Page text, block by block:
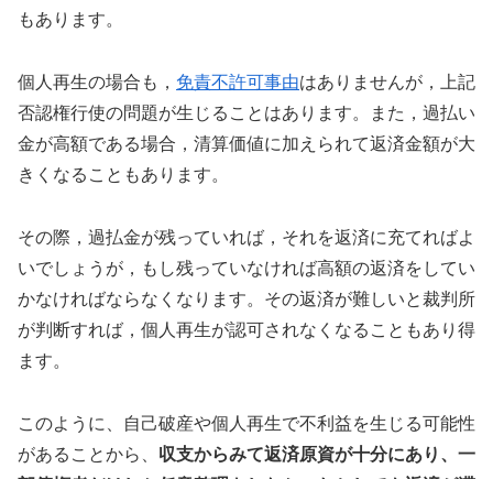
もあります。
個人再生の場合も， 免責不許可事由はありませんが，上記
否認権行使の問題が生じることはあります。また，過払い
金が高額である場合，清算価値に加えられて返済金額が大
きくなることもあります。
その際，過払金が残っていれば，それを返済に充てればよ
いでしょうが，もし残っていなければ高額の返済をしてい
かなければならなくなります。その返済が難しいと裁判所
が判断すれば，個人再生が認可されなくなることもあり得
ます。
このように、自己破産や個人再生で不利益を生じる可能性
があることから、 収支からみて返済原資が十分にあり、一